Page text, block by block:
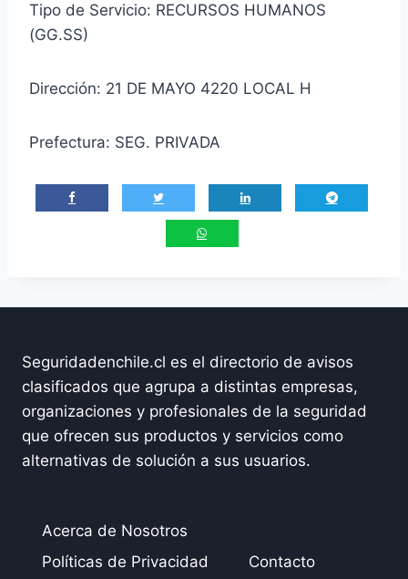
Tipo de Servicio: RECURSOS HUMANOS
(GG.SS)
Dirección: 21 DE MAYO 4220 LOCAL H
Prefectura: SEG. PRIVADA
Seguridadenchile.cl es el directorio de avisos
clasificados que agrupa a distintas empresas,
organizaciones y profesionales de la seguridad
que ofrecen sus productos y servicios como
alternativas de solución a sus usuarios.
Acerca de Nosotros
Políticas de Privacidad
Contacto